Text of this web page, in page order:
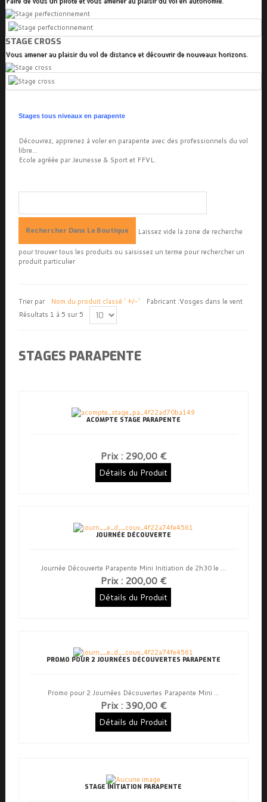
STAGE CROSS
Vous amener au plaisir du vol de distance et découvrir de nouveaux horizons.
Stages tous niveaux en parapente
Découvrez, apprenez à voler en parapente avec des professionnels du vol
libre...
Ecole agréée par Jeunesse & Sport et FFVL.
Laissez vide la zone de recherche
pour trouver tous les produits ou saisissez un terme pour rechercher un
produit particulier
Trier par Nom du produit classé ' +/-' Fabricant :Vosges dans le vent
Résultats 1 à 5 sur 5
STAGES PARAPENTE
ACOMPTE STAGE PARAPENTE
Prix : 290,00 €
Détails du Produit
JOURNÉE DÉCOUVERTE
Journée Découverte Parapente Mini Initiation de 2h30 le ...
Prix : 200,00 €
Détails du Produit
PROMO POUR 2 JOURNÉES DÉCOUVERTES PARAPENTE
Promo pour 2 Journées Découvertes Parapente Mini ...
Prix : 390,00 €
Détails du Produit
STAGE INITIATION PARAPENTE